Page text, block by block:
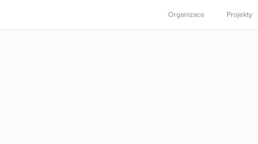
Organizace Projekty